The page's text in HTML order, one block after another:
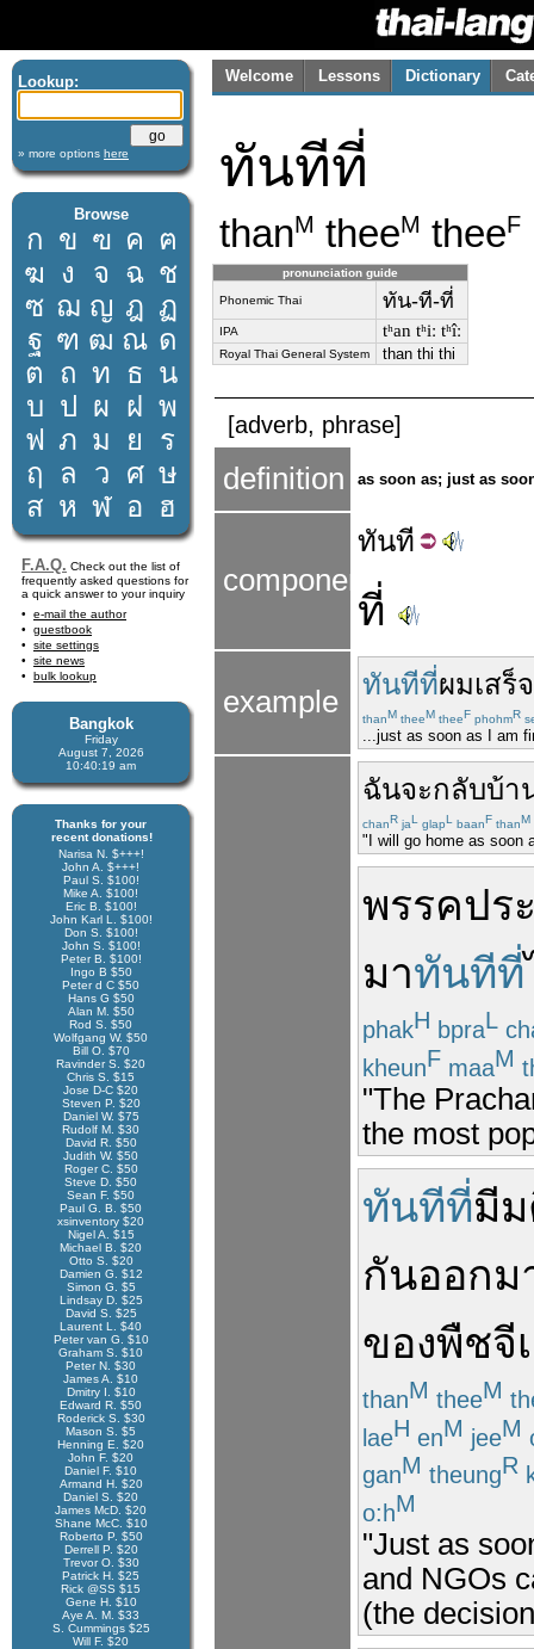
Lookup:
» more options here
Browse
ก ข ฃ ค ฅ
ฆ ง จ ฉ ช
ซ ฌ ญ ฎ ฏ
ฐ ฑ ฒ ณ ด
ต ถ ท ธ น
บ ป ผ ฝ พ
ฟ ภ ม ย
ร
ฤ
ล ว ศ ษ
ส ห ฬ อ ฮ
F.A.Q. Check out the list of
frequently asked questions for
a quick answer to your inquiry
e-mail the author
guestbook
site settings
site news
bulk lookup
Bangkok
Friday
August 7, 2026
10:40:19 am
Thanks for your
recent donations!
Narisa N. $+++!
John A. $+++!
Paul S. $100!
Mike A. $100!
Eric B. $100!
John Karl L. $100!
Don S. $100!
John S. $100!
Peter B. $100!
Ingo B $50
Peter d C $50
Hans G $50
Alan M. $50
Rod S. $50
Wolfgang W. $50
Bill O. $70
Ravinder S. $20
Chris S. $15
Jose D-C $20
Steven P. $20
Daniel W. $75
Rudolf M. $30
David R. $50
Judith W. $50
Roger C. $50
Steve D. $50
Sean F. $50
Paul G. B. $50
xsinventory $20
Nigel A. $15
Michael B. $20
Otto S. $20
Damien G. $12
Simon G. $5
Lindsay D. $25
David S. $25
Laurent L. $40
Peter van G. $10
Graham S. $10
Peter N. $30
James A. $10
Dmitry I. $10
Edward R. $50
Roderick S. $30
Mason S. $5
Henning E. $20
John F. $20
Daniel F. $10
Armand H. $20
Daniel S. $20
James McD. $20
Shane McC. $10
Roberto P. $50
Derrell P. $20
Trevor O. $30
Patrick H. $25
Rick @SS $15
Gene H. $10
Aye A. M. $33
S. Cummings $25
Will F. $20
Welcome Lessons Dictionary
ทันทีที่
thanM theeM theeF
pronunciation guide
Phonemic Thai ทัน-ที-ที่
IPA tʰan tʰiː tʰîː
Royal Thai General System than thi thi
[adverb, phrase]
definition as soon as; just as
components
ทันที
ที่
example
ทันทีที่ผมเสร็
thanM theeM theeF phohmR
...just as soon as I am
ฉันจะกลับบ้า
chanR jaL glapL baanF thanM
"I will go home as soon
พรรคปร
มาทันทีที่
phakH bpraL
kheunF maaM
"The
the most
ทันทีที่มี
กันออกม
ของพืชจี
thanM theeM
laeH enM jeeM
ganM theungR
o:hM
"Just as
and NGOs
(the